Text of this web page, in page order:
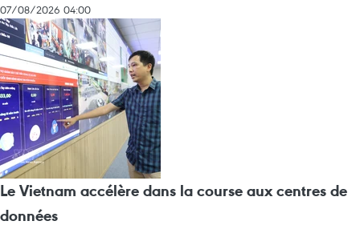
07/08/2026 04:00
Le Vietnam accélère dans la course aux centres de
données